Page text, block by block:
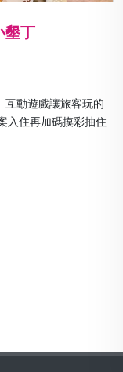
墾丁
動遊戲讓旅客玩的
入住再加碼摸彩抽住